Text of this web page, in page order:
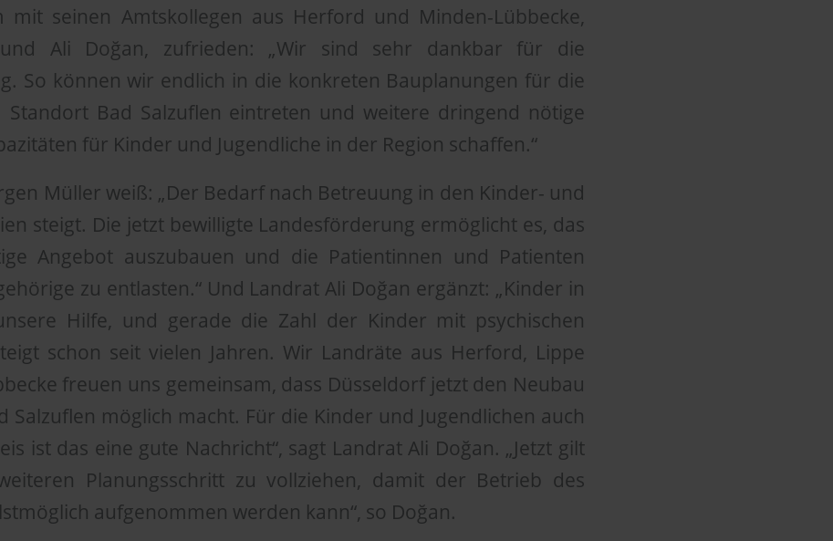
mit seinen Amtskollegen aus Herford und Minden-Lübbecke,
Ali Doğan, zufrieden: „Wir sind sehr dankbar für die
So können wir endlich in die konkreten Bauplanungen für die
Standort Bad Salzuflen eintreten und weitere dringend nötige
für Kinder und Jugendliche in der Region schaffen.“
Müller weiß: „Der Bedarf nach Betreuung in den Kinder- und
steigt. Die jetzt bewilligte Landesförderung ermöglicht es, das
Angebot auszubauen und die Patientinnen und Patienten
zu entlasten.“ Und Landrat Ali Doğan ergänzt: „Kinder in
Hilfe, und gerade die Zahl der Kinder mit psychischen
schon seit vielen Jahren. Wir Landräte aus Herford, Lippe
freuen uns gemeinsam, dass Düsseldorf jetzt den Neubau
Salzuflen möglich macht. Für die Kinder und Jugendlichen auch
ist das eine gute Nachricht“, sagt Landrat Ali Doğan. „Jetzt gilt
Planungsschritt zu vollziehen, damit der Betrieb des
aufgenommen werden kann“, so Doğan.